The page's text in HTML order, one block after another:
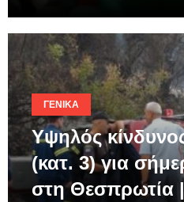
ΓΕΝΙΚΆ
Υψηλός
(κατ. 3) για
στη Θεσπρωτία